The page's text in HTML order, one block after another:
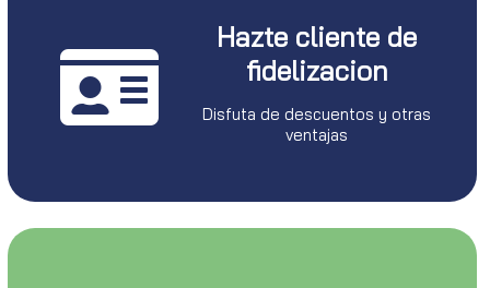
Hazte cliente de
fidelizacion
Disfuta de descuentos y otras
ventajas